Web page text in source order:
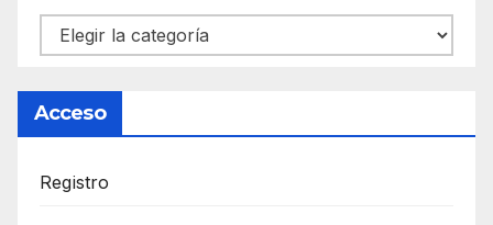
Categorías
Acceso
Registro